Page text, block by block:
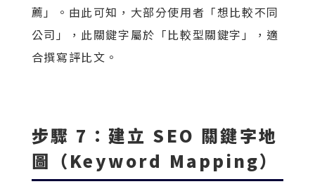
薦」。由此可知，大部分使用者「想比較不同
公司」，此關鍵字屬於「比較型關鍵字」，適
合撰寫評比文。
步驟 7：建立 SEO 關鍵字地
圖（Keyword Mapping）